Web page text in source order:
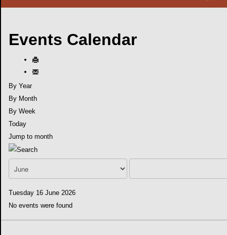
Events Calendar
By Year
By Month
By Week
Today
Jump to month
Tuesday 16 June 2026
No events were found